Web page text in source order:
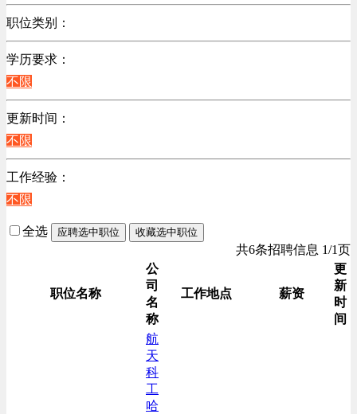
不限
北京
广东
江苏
陕西
浙江
辽宁
上海
职位类别：
不限
学历要求：
不限
更新时间：
不限
工作经验：
不限
全选 应聘选中职位 收藏选中职位
共6条招聘信息 1/1页
职位名称
公
司
名
称
工作地点 薪资
更
新
时
间
航
天
科
工
哈